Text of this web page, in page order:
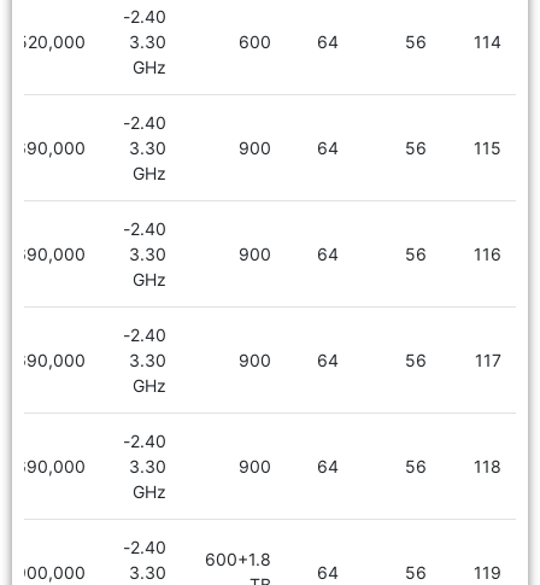
114
56
64
600
2.40-
3.30
GHz
5,520,000
115
56
64
900
2.40-
3.30
GHz
5,690,000
116
56
64
900
2.40-
3.30
GHz
5,690,000
117
56
64
900
2.40-
3.30
GHz
5,690,000
118
56
64
900
2.40-
3.30
GHz
5,690,000
119
56
64
600+1.8
2.40-
3.30
6,900,000